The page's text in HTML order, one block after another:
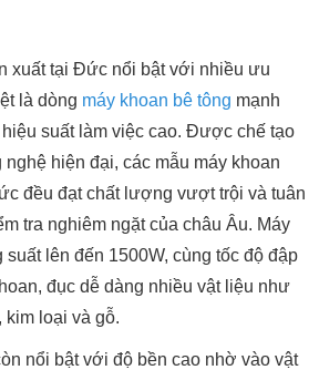
xuất tại Đức nổi bật với nhiều ưu
là dòng máy khoan bê tông mạnh
suất làm việc cao. Được chế tạo
hiện đại, các mẫu máy khoan
đều đạt chất lượng vượt trội và tuân
tra nghiêm ngặt của châu Âu. Máy
suất lên đến 1500W, cùng tốc độ đập
đục dễ dàng nhiều vật liệu như
kim loại và gỗ.
nổi bật với độ bền cao nhờ vào vật